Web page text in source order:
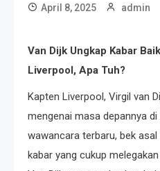
April 8, 2025 admin
Van Dijk Ungkap Kabar
Liverpool, Apa Tuh?
Kapten Liverpool, Virgil van
mengenai masa depannya
wawancara terbaru, bek
kabar yang cukup